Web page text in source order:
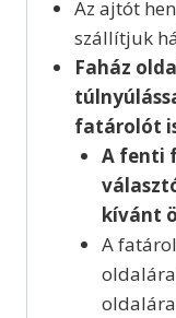
Az ajtót
szállítjuk
Faház
fatárolót
A fenti
kívánt
A